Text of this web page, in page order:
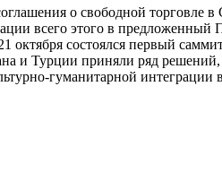
о свободной торговле
всего этого в
состоялся первый
и Турции приняли ряд
гуманитарной